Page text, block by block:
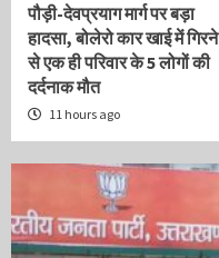
पौड़ी-देवप्रयाग मार्ग पर बड़ा
हादसा, बोलेरो कार खाई में गिरने
से एक ही परिवार के 5 लोगों की
दर्दनाक मौत
11 hours ago